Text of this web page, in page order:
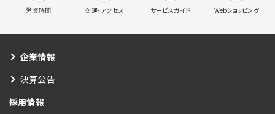
営業時間 交通・アクセス サービスガイド Webショッピング
企業情報
決算公告
採用情報